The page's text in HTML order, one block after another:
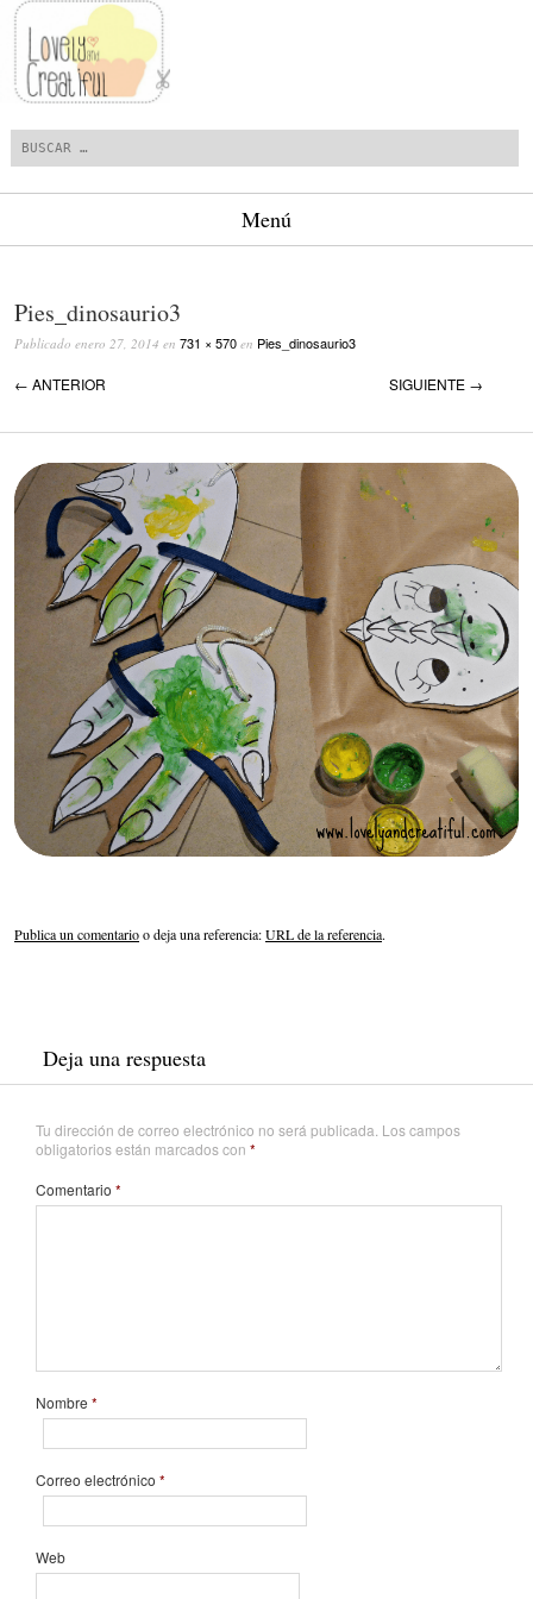
Menú
Pies_dinosaurio3
Publicado enero 27, 2014 en 731 × 570 en Pies_dinosaurio3
← ANTERIOR SIGUIENTE →
Publica un comentarioo deja una referencia:URL de la referencia.
Deja una respuesta
Tu dirección de correo electrónico no será publicada. Los campos
obligatorios están marcados con *
Comentario *
Nombre *
Correo electrónico *
Web